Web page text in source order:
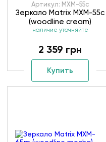
Артикул: MXM-55с
Зеркало Matrix MXM-55с
(woodline cream)
наличие уточняйте
2 359 грн
Купить